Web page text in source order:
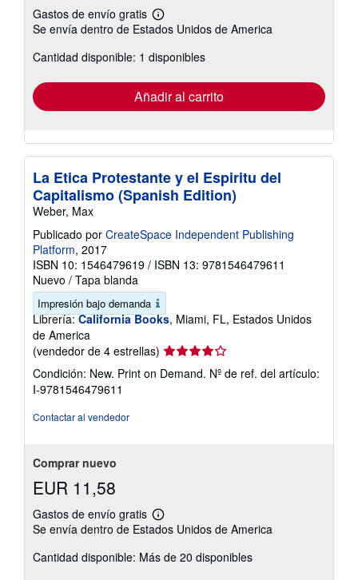
Gastos de envío gratis
Más
información
las
tarifas
envío
Se envía dentro de Estados Unidos de America
Cantidad disponible: 1 disponibles
Añadir al carrito
La Etica Protestante y el Espiritu del
Capitalismo (Spanish Edition)
Weber, Max
Publicado por CreateSpace Independent Publishing
Platform, 2017
ISBN 10: 1546479619 / ISBN 13: 9781546479611
Nuevo / Tapa blanda
Impresión bajo demanda
Librería: California Books, Miami, FL, Estados Unidos
de America
(vendedor de 4 estrellas) Calificación
del
vendedor:
Condición: New. Print on Demand. Nº de ref. del artículo:
I-9781546479611
Contactar al vendedor
Comprar nuevo
EUR 11,58
Gastos de envío gratis
Más
información
las
Se envía dentro de Estados Unidos de America
Cantidad disponible: Más de 20 disponibles